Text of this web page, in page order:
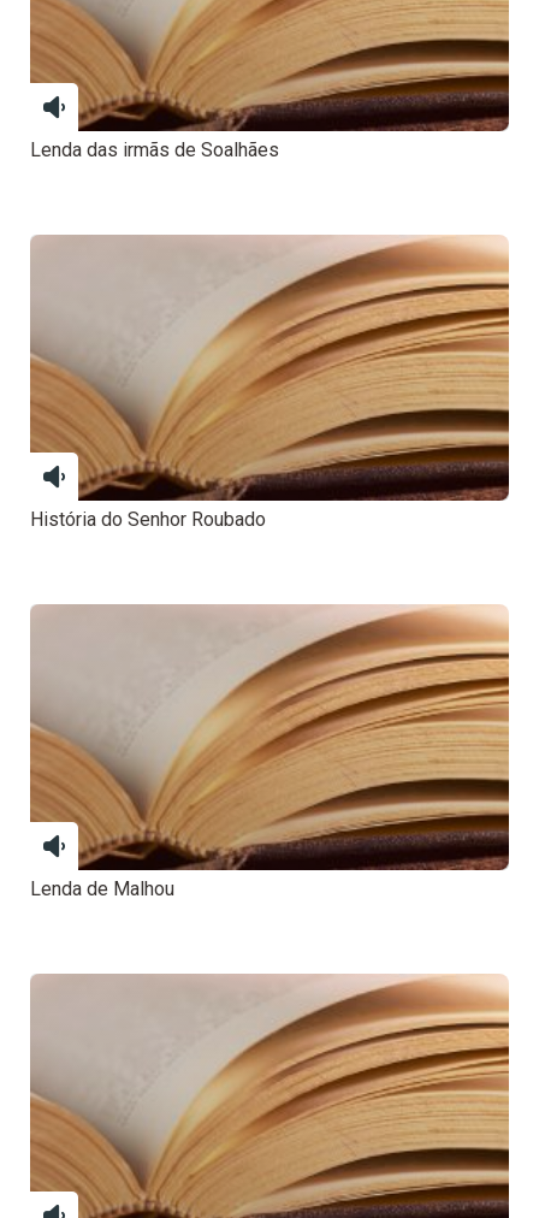
Lenda das irmãs de Soalhães
História do Senhor Roubado
Lenda de Malhou